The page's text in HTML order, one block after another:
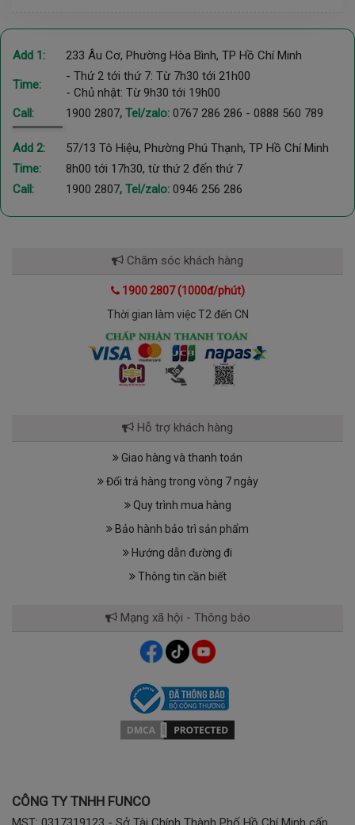
⚠️ WHO lưu ý rõ:không dùng riêng chỉ số dB để quyết định
hình dung mức độ nghe kém. Để chọn đúng công suất máy,
người dùng cần đo thính lực đồ tại cơ sở chuyên khoa Tai
Mũi Họng.
Lợi ích khi sử dụng máy trợ thính - tai nghe trợ thính:
Máy trợ thínhđóng một vai trò quan trọng trong đời sống của
người bị suy giảm thính lực.Máy trợ thínhgiúp người bị suy
giảm thính lực:
quá trình học tập và làm việc, giải trí (xem phim, nghe
Tự tin giao tiếp, đặc biệt trong những tình huống công
cộng hoặc xã hội.
thành viên trong gia đình.
Tham gia giao thông an toàn hơn, nghe rõ âm thanh
phương tiện giao thông.
Đối tượng nên sử dụng máy trợ thính, tai nghe trợ
ra do nhiều nguyên nhân khác nhau, bao gồm tuổi tác,
tiếp xúc lâu dài với tiếng ồn lớn, các bệnh lý như viêm tai
Add 1: 233 Âu Cơ, Phường Hòa Bình, TP Hồ Chí Minh
Time:
- Thứ 2 tới thứ 7: Từ 7h30 tới 21h00
- Chủ nhật: Từ 9h30 tới 19h00
Call:
1900 2807, Tel/zalo: 0767 286 286 - 0888 560 789
Add 2:
57/13 Tô Hiệu, Phường Phú Thạnh, TP Hồ Chí Minh
Time:
8h00 tới 17h30, từ thứ 2 đến thứ 7
Call:
1900 2807, Tel/zalo: 0946 256 286
Chăm sóc khách hàng
1900 2807 (1000đ/phút)
Thời gian làm việc T2 đến CN
Hỗ trợ khách hàng
Giao hàng và thanh toán
Đổi trả hàng trong vòng 7 ngày
Quy trình mua hàng
Bảo hành bảo trì sản phẩm
Hướng dẫn đường đi
Thông tin cần biết
Mạng xã hội - Thông báo
CÔNG TY TNHH FUNCO